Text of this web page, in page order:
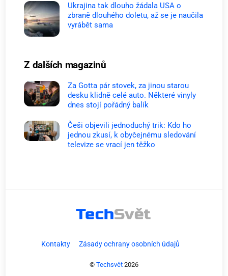
Ukrajina tak dlouho žádala USA o
zbraně dlouhého doletu, až se je naučila
vyrábět sama
Z dalších magazinů
Za Gotta pár stovek, za jinou starou
desku klidně celé auto. Některé vinyly
dnes stojí pořádný balík
Češi objevili jednoduchý trik: Kdo ho
jednou zkusí, k obyčejnému sledování
televize se vrací jen těžko
Kontakty Zásady ochrany osobních údajů
© Techsvět 2026